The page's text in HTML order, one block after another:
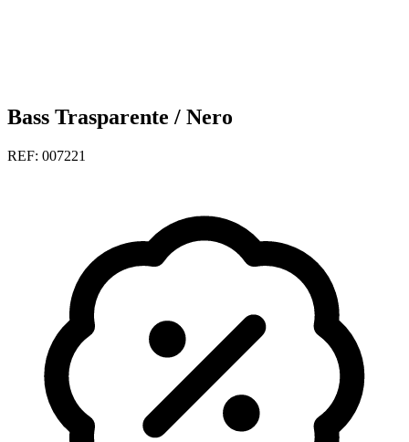
Bass Trasparente / Nero
REF: 007221